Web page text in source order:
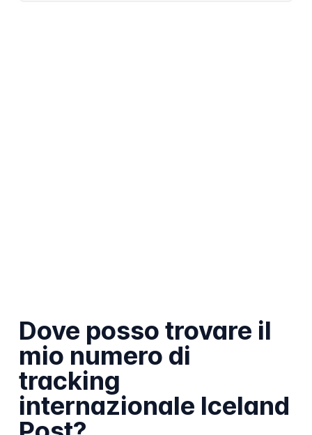
Dove posso trovare il
mio numero di
tracking
internazionale Iceland